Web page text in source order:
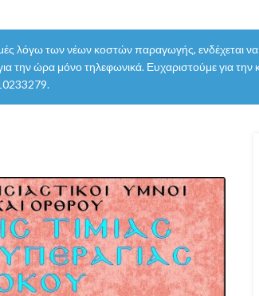
λόγω των νέων κοστών παραγωγής, ενδέχεται
την ώρα μόνο τηλεφωνικά. Ευχαριστούμε για